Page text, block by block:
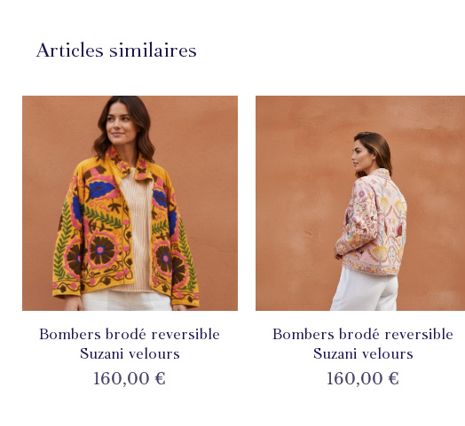
Articles similaires
Aperçu rapide
Bombers brodé reversible
Suzani velours
Prix
160,00 €
Aperçu rapide
Bombers brodé reversible
Suzani velours
Prix
160,00 €